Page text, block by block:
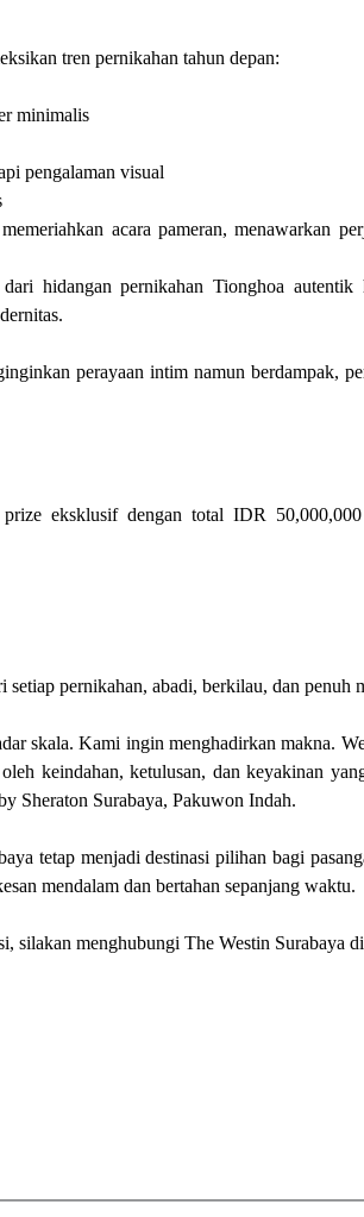
tren pernikahan tahun depan:
minimalis
pengalaman visual
acara pameran, menawarkan
hidangan pernikahan Tionghoa autentik
perayaan intim namun berdampak,
eksklusif dengan total IDR
pernikahan, abadi, berkilau, dan penuh
skala. Kami ingin menghadirkan makna.
keindahan, ketulusan, dan keyakinan
Sheraton Surabaya, Pakuwon Indah.
tetap menjadi destinasi pilihan bagi
mendalam dan bertahan sepanjang waktu.
silakan menghubungi The Westin Surabaya